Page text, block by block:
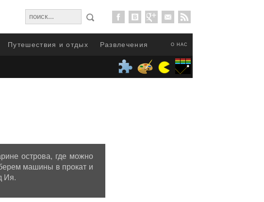
О НАС
Путешествия и отдых Развлечения
острова, где можно
машины в прокат и
Ия.